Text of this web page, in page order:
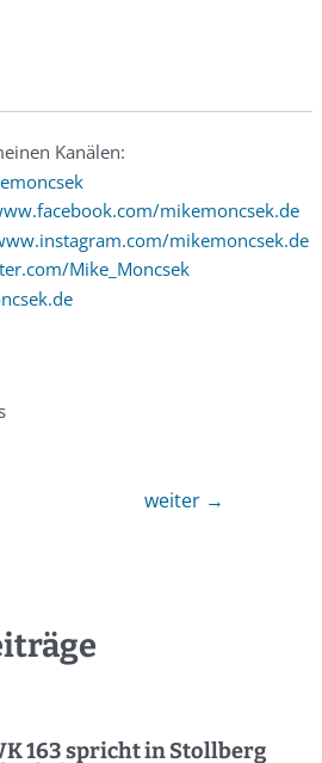
Kanälen:
mikemoncsek.de
mikemoncsek.de
Mike_Moncsek
weiter →
163 spricht in Stollberg